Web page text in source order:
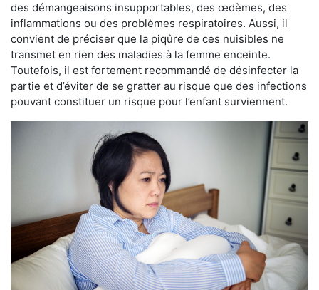
des démangeaisons insupportables, des œdèmes, des
inflammations ou des problèmes respiratoires. Aussi, il
convient de préciser que la piqûre de ces nuisibles ne
transmet en rien des maladies à la femme enceinte.
Toutefois, il est fortement recommandé de désinfecter la
partie et d’éviter de se gratter au risque que des infections
pouvant constituer un risque pour l’enfant surviennent.